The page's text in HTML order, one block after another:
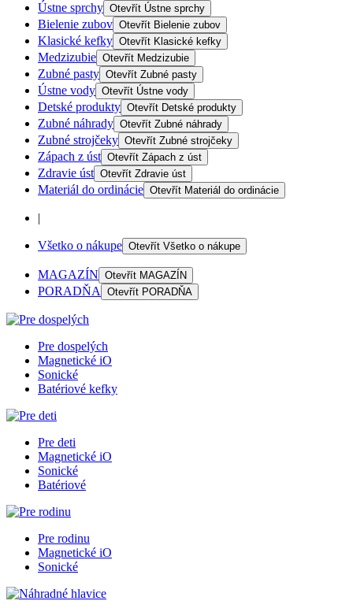
Ústne sprchy Otevřít Ústne sprchy
Bielenie zubov Otevřít Bielenie zubov
Klasické kefky Otevřít Klasické kefky
Medzizubie Otevřít Medzizubie
Zubné pasty Otevřít Zubné pasty
Ústne vody Otevřít Ústne vody
Detské produkty Otevřít Detské produkty
Zubné náhrady Otevřít Zubné náhrady
Zubné strojčeky Otevřít Zubné strojčeky
Zápach z úst Otevřít Zápach z úst
Zdravie úst Otevřít Zdravie úst
Materiál do ordinácie Otevřít Materiál do ordinácie
|
Všetko o nákupe Otevřít Všetko o nákupe
MAGAZÍN Otevřít MAGAZÍN
PORADŇA Otevřít PORADŇA
Pre dospelých
Magnetické iO
Sonické
Batériové kefky
Pre deti
Magnetické iO
Sonické
Batériové
Pre rodinu
Magnetické iO
Sonické